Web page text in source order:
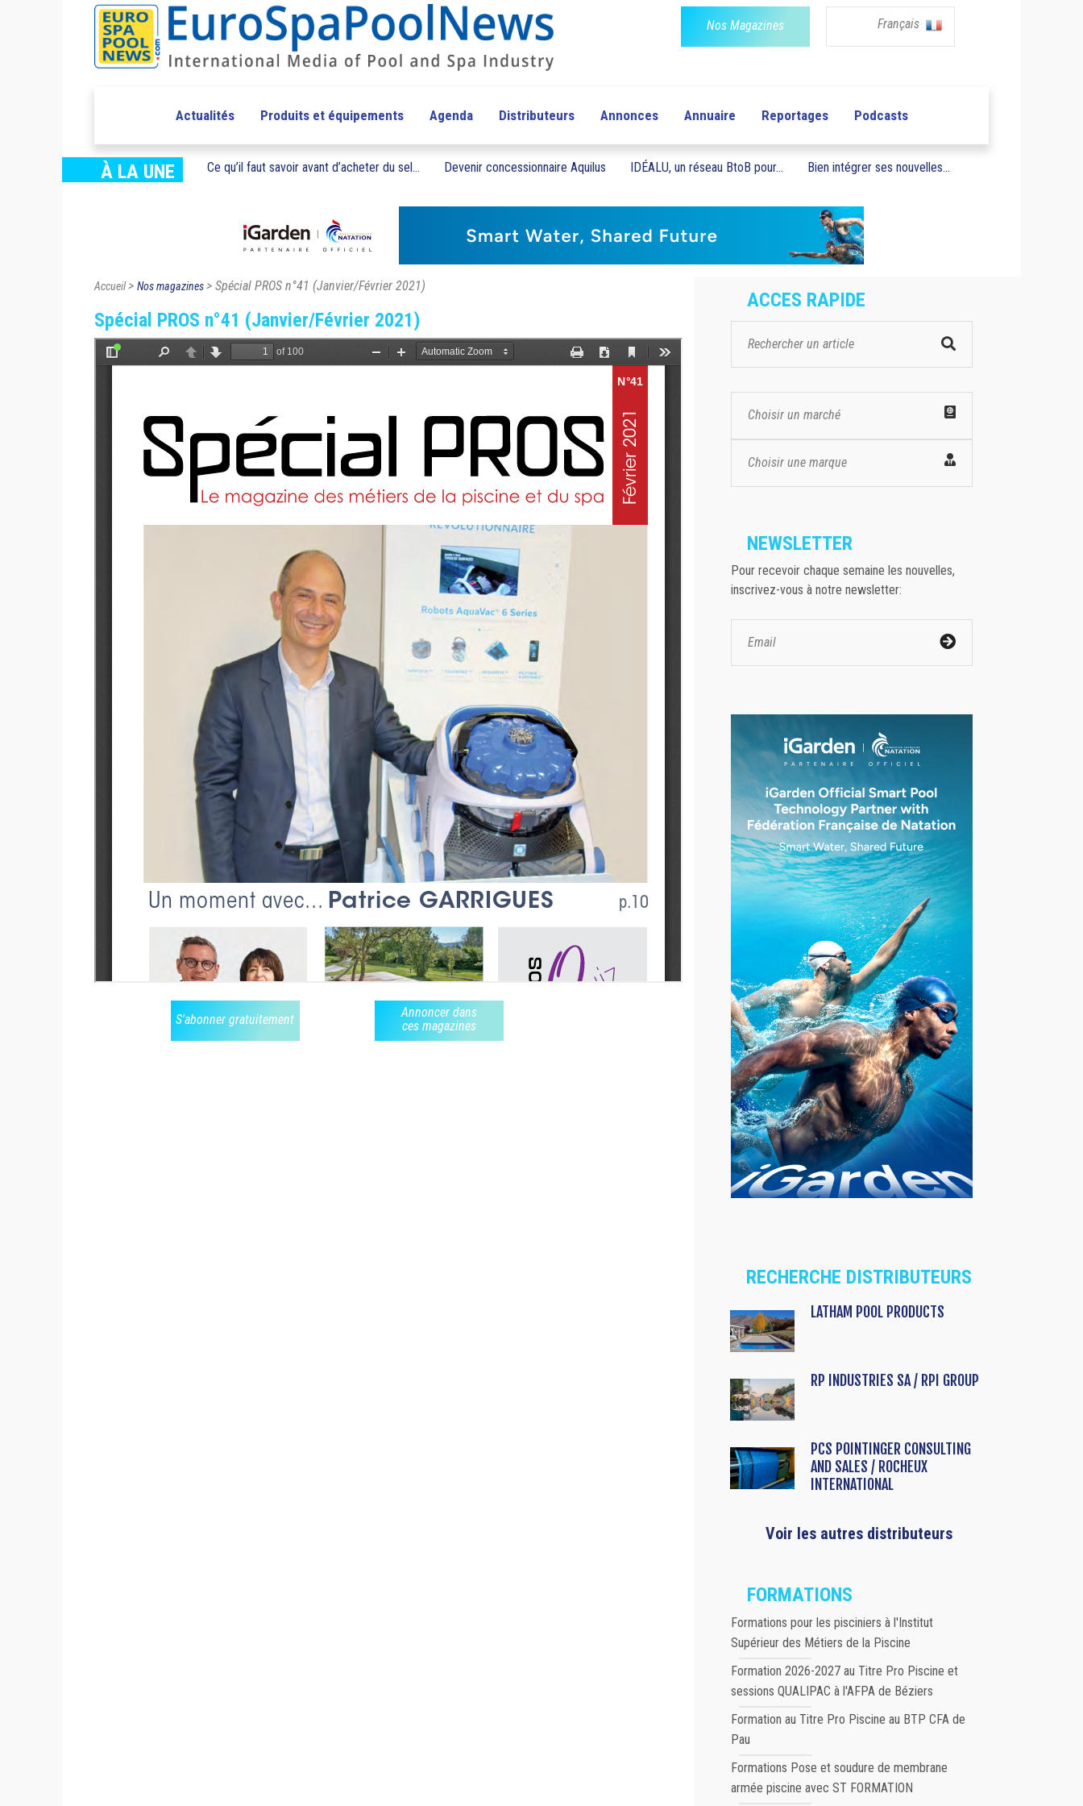
Nos Magazines Français
Actualités Produits et équipements Agenda Distributeurs Annonces Annuaire Reportages Podcasts
À LA UNE Ce qu’il faut savoir avant d’acheter du sel... Devenir concessionnaire Aquilus IDÉALU, un réseau BtoB pour... Bien intégrer ses nouvelles...
Accueil> Nos magazines> Spécial PROS n°41 (Janvier/Février 2021)
Spécial PROS n°41 (Janvier/Février 2021)
S'abonner gratuitement
Annoncer dans
ces magazines
ACCES RAPIDE
Choisir un marché
Choisir une marque
NEWSLETTER
Pour recevoir chaque semaine les nouvelles,
inscrivez-vous à notre newsletter:
RECHERCHE DISTRIBUTEURS
LATHAM POOL PRODUCTS
RP INDUSTRIES SA / RPI GROUP
PCS POINTINGER CONSULTING
AND SALES / ROCHEUX
INTERNATIONAL
Voir les autres distributeurs
FORMATIONS
Formations pour les pisciniers à l'Institut
Supérieur des Métiers de la Piscine
Formation 2026-2027 au Titre Pro Piscine et
sessions QUALIPAC à l'AFPA de Béziers
Formation au Titre Pro Piscine au BTP CFA de
Pau
Formations Pose et soudure de membrane
armée piscine avec ST FORMATION